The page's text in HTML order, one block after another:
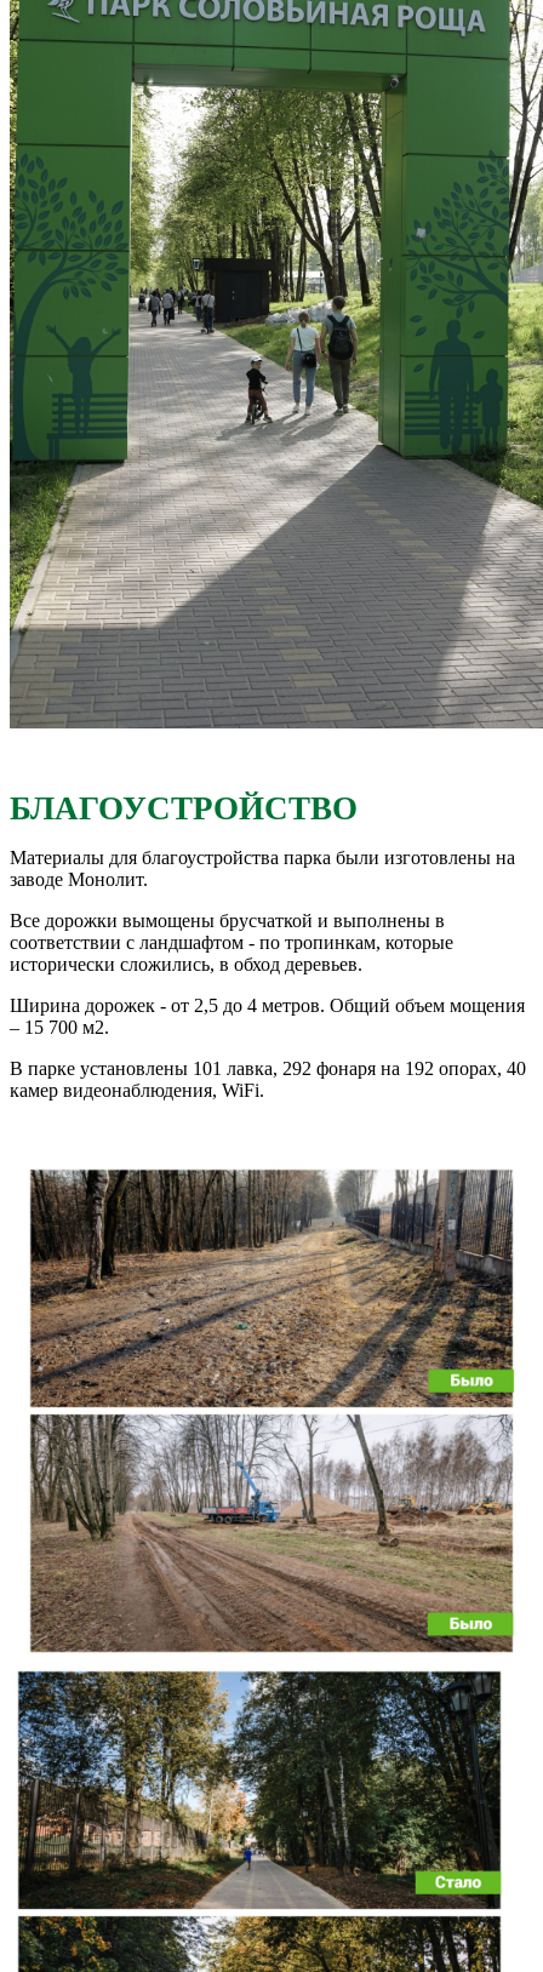
БЛАГОУСТРОЙСТВО
Материалы для благоустройства парка были изготовлены на
заводе Монолит.
Все дорожки вымощены брусчаткой и выполнены в
соответствии с ландшафтом - по тропинкам, которые
исторически сложились, в обход деревьев.
Ширина дорожек - от 2,5 до 4 метров. Общий объем мощения
– 15 700 м2.
В парке установлены 101 лавка, 292 фонаря на 192 опорах, 40
камер видеонаблюдения, WiFi.